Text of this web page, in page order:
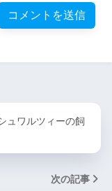
ュワルツィーの飼
次の記事